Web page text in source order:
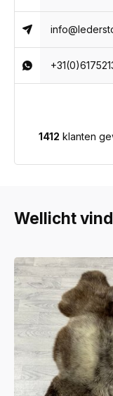
1412 klanten
Wellicht